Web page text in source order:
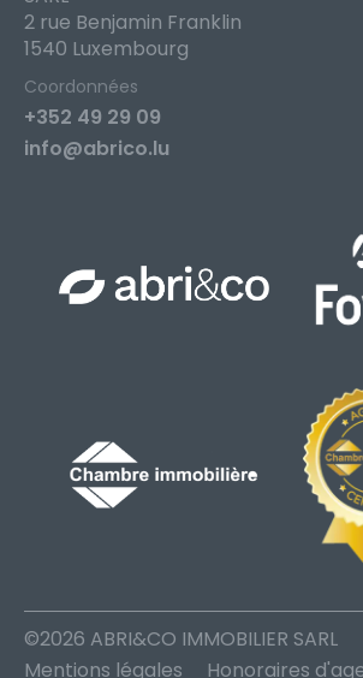
2 rue Benjamin Franklin
1540 Luxembourg
Coordonnées
+352 49 29 09
info@abrico.lu
©2026 ABRI&CO IMMOBILIER SARL
Mentions légales
Honoraires